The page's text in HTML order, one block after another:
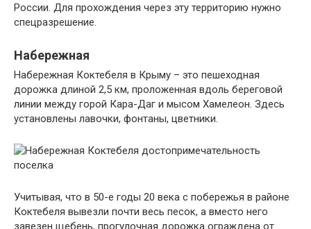
России. Для прохождения через эту территорию нужно
спецразрешение.
Набережная
Набережная Коктебеля в Крыму – это пешеходная
дорожка длиной 2,5 км, проложенная вдоль береговой
линии между горой Кара-Даг и мысом Хамелеон. Здесь
установлены лавочки, фонтаны, цветники.
Учитывая, что в 50-е годы 20 века с побережья в районе
Коктебеля вывезли почти весь песок, а вместо него
завезен щебень, прогулочная дорожка ограждена от